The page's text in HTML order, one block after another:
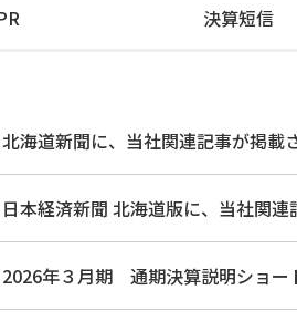
決算短信
北海道新聞に、当社関連記事が掲載
日本経済新聞 北海道版に、当社関連
2026年３月期 通期決算説明ショー